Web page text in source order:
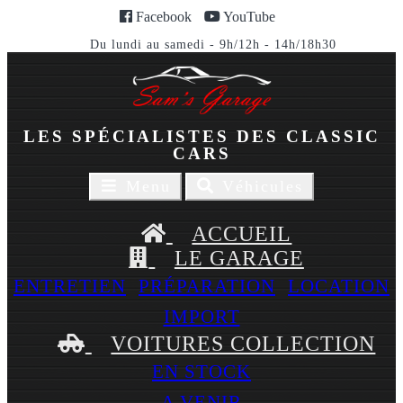
Facebook YouTube
Du lundi au samedi - 9h/12h - 14h/18h30
LES SPÉCIALISTES DES CLASSIC
CARS
navigaion
navigation
ACCUEIL
LE GARAGE
ENTRETIEN PRÉPARATION
LOCATION
IMPORT
VOITURES COLLECTION
EN STOCK